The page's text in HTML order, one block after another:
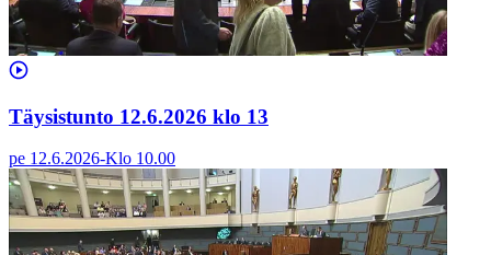
Täysistunto 12.6.2026 klo 13
pe 12.6.2026-Klo 10.00